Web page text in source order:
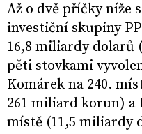
Až o dvě příčky níže
investiční skupiny
16,8 miliardy dolarů
pěti stovkami
Komárek na 240.
261 miliard korun) a
místě (11,5 miliardy